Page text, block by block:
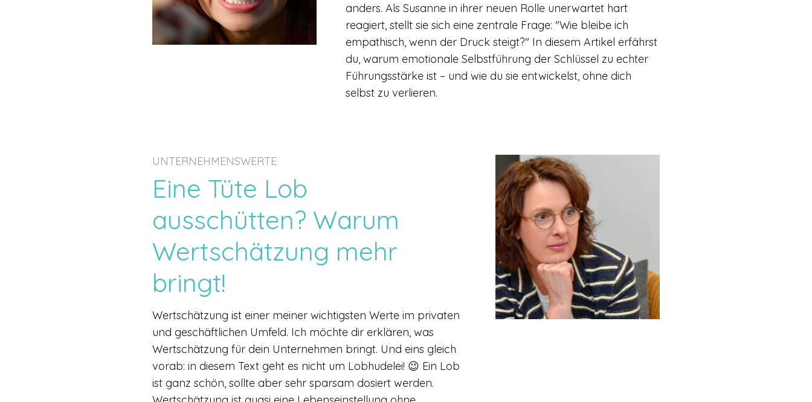
anders. Als Susanne in ihrer neuen Rolle unerwartet hart
reagiert, stellt sie sich eine zentrale Frage: "Wie bleibe ich
empathisch, wenn der Druck steigt?" In diesem Artikel erfährst
du, warum emotionale Selbstführung der Schlüssel zu echter
Führungsstärke ist – und wie du sie entwickelst, ohne dich
selbst zu verlieren.
UNTERNEHMENSWERTE
Eine Tüte Lob
ausschütten? Warum
Wertschätzung mehr
bringt!
Wertschätzung ist einer meiner wichtigsten Werte im privaten
und geschäftlichen Umfeld. Ich möchte dir erklären, was
Wertschätzung für dein Unternehmen bringt. Und eins gleich
vorab: in diesem Text geht es nicht um Lobhudelei! 😉 Ein Lob
ist ganz schön, sollte aber sehr sparsam dosiert werden.